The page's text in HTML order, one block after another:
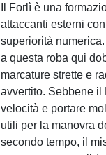
Il Forlì è una
attaccanti esterni
superiorità
a questa roba qui
marcature strette e
avvertito. Sebbene
velocità e portare
utili per la manovra
secondo tempo, il